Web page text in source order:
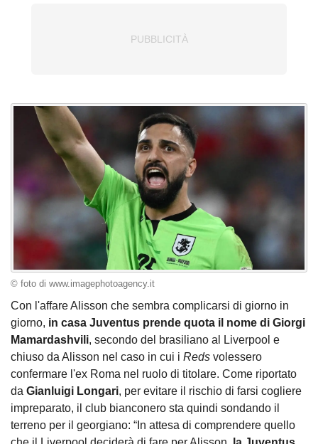
© foto di www.imagephotoagency.it
Con l'affare Alisson che sembra complicarsi di giorno in
giorno, in casa Juventus prende quota il nome di Giorgi
Mamardashvili, secondo del brasiliano al Liverpool e
chiuso da Alisson nel caso in cui i Reds volessero
confermare l'ex Roma nel ruolo di titolare. Come riportato
da Gianluigi Longari, per evitare il rischio di farsi cogliere
impreparato, il club bianconero sta quindi sondando il
terreno per il georgiano: “In attesa di comprendere quello